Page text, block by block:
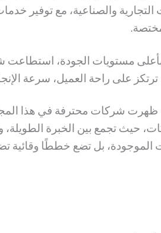
التجارية والصناعية، مع توفير
مستويات الجودة، استطاعت
على راحة العميل، سرعة
ظهرت شركات محترفة في هذا
حيث تجمع بين الخبرة
بل تضع خططًا وقائية